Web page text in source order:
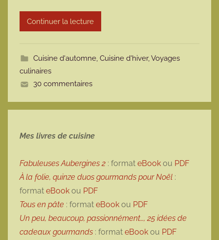
t
Continuer la lecture
Cuisine d'automne, Cuisine d'hiver,Voyages
culinaires
30 commentaires
Mes livres de cuisine
Fabuleuses Aubergines 2 : format eBook ou PDF
À la folie, quinze duos gourmands pour Noël :
format eBook ou PDF
Tous en pâte : format eBook ou PDF
Un peu, beaucoup, passionnément…, 25 idées de
cadeaux gourmands : format eBook ou PDF